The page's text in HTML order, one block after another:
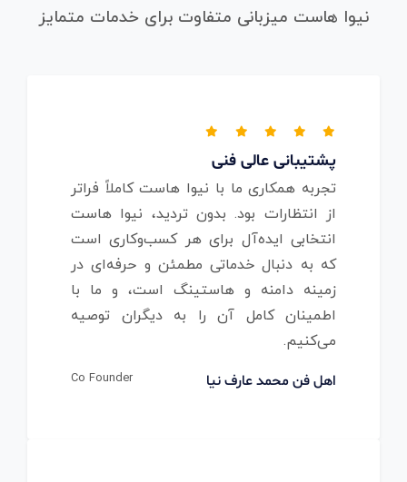
نیوا هاست میزبانی متفاوت برای خدمات متمایز
پشتیبانی عالی فنی
تجربه همکاری ما با نیوا هاست کاملاً فراتر
از انتظارات بود. بدون تردید، نیوا هاست
انتخابی ایده‌آل برای هر کسب‌وکاری است
که به دنبال خدماتی مطمئن و حرفه‌ای در
زمینه دامنه و هاستینگ است، و ما با
اطمینان کامل آن را به دیگران توصیه
می‌کنیم.
اهل فن محمد عارف نیا
Co Founder